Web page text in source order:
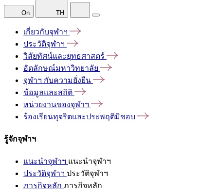
On TH
เกี่ยวกับจุฬาฯ
ประวัติจุฬาฯ
วิสัยทัศน์และยุทธศาสตร์
อัตลักษณ์มหาวิทยาลัย
จุฬาฯ กับความยั่งยืน
ข้อมูลและสถิติ
หน่วยงานของจุฬาฯ
ร้องเรียนทุจริตและประพฤติมิชอบ
รู้จักจุฬาฯ
แนะนำจุฬาฯ แนะนำจุฬาฯ
ประวัติจุฬาฯ ประวัติจุฬาฯ
ภารกิจหลัก ภารกิจหลัก